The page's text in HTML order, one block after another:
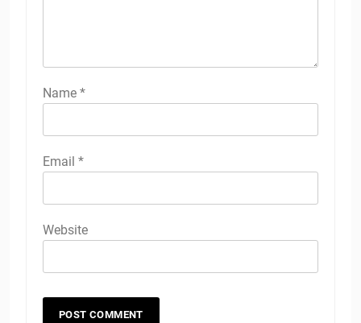
Name *
Email *
Website